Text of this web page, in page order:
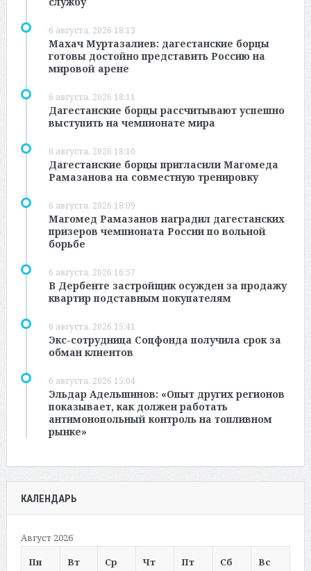
6 августа, 2026 18:13
Махач Муртазалиев: дагестанские борцы
готовы достойно представить Россию на
мировой арене
6 августа, 2026 18:11
Дагестанские борцы рассчитывают успешно
выступить на чемпионате мира
6 августа, 2026 18:10
Дагестанские борцы пригласили Магомеда
Рамазанова на совместную тренировку
6 августа, 2026 18:09
Магомед Рамазанов наградил дагестанских
призеров чемпионата России по вольной
борьбе
6 августа, 2026 16:57
В Дербенте застройщик осужден за продажу
квартир подставным покупателям
6 августа, 2026 15:41
Экс-сотрудница Соцфонда получила срок за
обман клиентов
6 августа, 2026 15:04
Эльдар Адельшинов: «Опыт других регионов
показывает, как должен работать
антимонопольный контроль на топливном
рынке»
КАЛЕНДАРЬ
Август 2026
Пн
Вт Ср Чт Пт Сб Вс